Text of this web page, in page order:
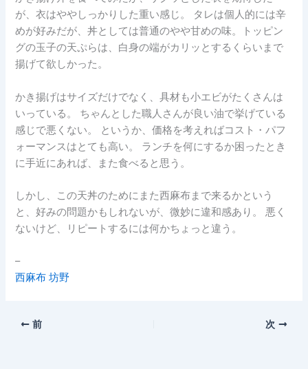
が、衣はややしっかりした重い感じ。 タレは個人的には辛
めが好みだが、丼としては普通のやや甘めの味。トッピン
グの玉子の天ぷらは、白身の端がカリッとするくらいまで
揚げて欲しかった。
かき揚げはサイズだけでなく、具材も小エビがたくさんは
いっている。 ちゃんとした職人さんが良い油で挙げている
感じで悪くない。 というか、価格を考えればコスト・パフ
ォーマンスはとても高い。 ランチを何にするか困ったとき
に手近にあれば、また食べると思う。
しかし、この天丼のためにまた西麻布まで来るかという
と、好みの問題かもしれないが、微妙に違和感あり。 悪く
ないけど、リピートするには何かちょっと違う。
–
西麻布 坊野
前 次